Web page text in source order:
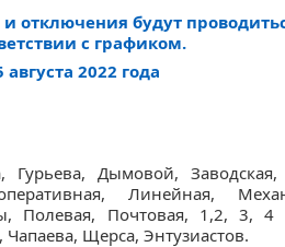
отключения будут
с графиком.
августа 2022 года
Дымовой, Заводская,
Линейная,
Полевая, Почтовая, 1,2, 3, 4
Чапаева, Щерса, Энтузиастов.